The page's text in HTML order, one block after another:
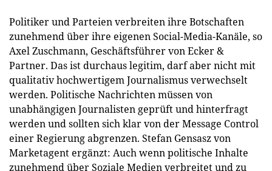
Politiker und Parteien verbreiten ihre Botschaften
zunehmend über ihre eigenen Social-Media-Kanäle, so
Axel Zuschmann, Geschäftsführer von Ecker &
Partner. Das ist durchaus legitim, darf aber nicht mit
qualitativ hochwertigem Journalismus verwechselt
werden. Politische Nachrichten müssen von
unabhängigen Journalisten geprüft und hinterfragt
werden und sollten sich klar von der Message Control
einer Regierung abgrenzen. Stefan Gensasz von
Marketagent ergänzt: Auch wenn politische Inhalte
zunehmend über Soziale Medien verbreitet und zu